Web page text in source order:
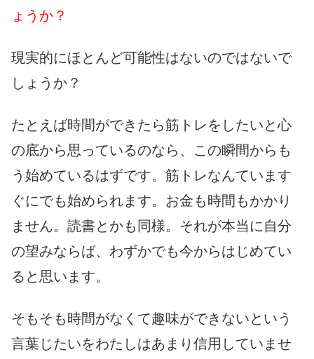
ょうか？
現実的にほとんど可能性はないのではないで
しょうか？
たとえば時間ができたら筋トレをしたいと心
の底から思っているのなら、この瞬間からも
う始めているはずです。筋トレなんています
ぐにでも始められます。お金も時間もかかり
ません。読書とかも同様。それが本当に自分
の望みならば、わずかでも今からはじめてい
ると思います。
そもそも時間がなくて趣味ができないという
言葉じたいをわたしはあまり信用していませ